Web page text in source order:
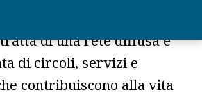
tratta di una rete diffusa e
di circoli, servizi e
contribuiscono alla vita